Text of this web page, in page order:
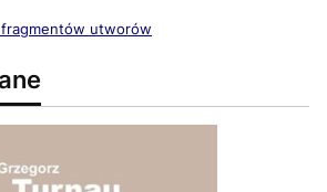
fragmentów utworów